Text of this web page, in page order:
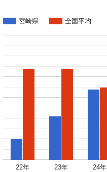
宮崎県 全国平均
22年 23年 24年